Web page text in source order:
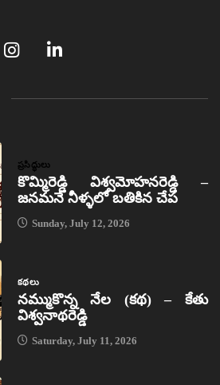
ప్రసిద్ధులు
కొమ్మిరెడ్డి విశ్వమోహనరెడ్డి –
జనమనే నీళ్ళలో బతికిన చేప
Sunday, July 12, 2026
కథలు
నమ్ముకొన్న నేల (కథ) – కేతు
విశ్వనాథరెడ్డి
Saturday, July 11, 2026